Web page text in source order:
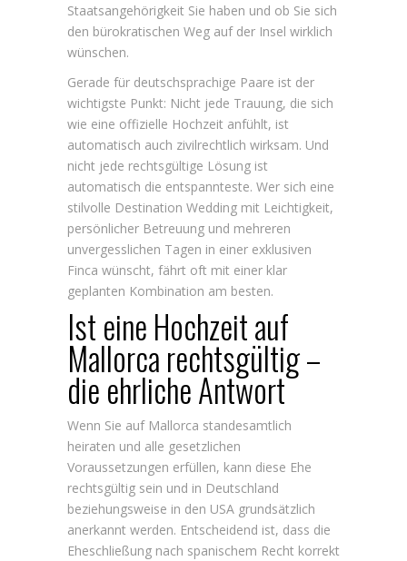
Staatsangehörigkeit Sie haben und ob Sie sich
den bürokratischen Weg auf der Insel wirklich
wünschen.
Gerade für deutschsprachige Paare ist der
wichtigste Punkt: Nicht jede Trauung, die sich
wie eine offizielle Hochzeit anfühlt, ist
automatisch auch zivilrechtlich wirksam. Und
nicht jede rechtsgültige Lösung ist
automatisch die entspannteste. Wer sich eine
stilvolle Destination Wedding mit Leichtigkeit,
persönlicher Betreuung und mehreren
unvergesslichen Tagen in einer exklusiven
Finca wünscht, fährt oft mit einer klar
geplanten Kombination am besten.
Ist eine Hochzeit auf
Mallorca rechtsgültig –
die ehrliche Antwort
Wenn Sie auf Mallorca standesamtlich
heiraten und alle gesetzlichen
Voraussetzungen erfüllen, kann diese Ehe
rechtsgültig sein und in Deutschland
beziehungsweise in den USA grundsätzlich
anerkannt werden. Entscheidend ist, dass die
Eheschließung nach spanischem Recht korrekt